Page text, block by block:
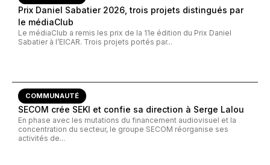
Prix Daniel Sabatier 2026, trois projets distingués par
le médiaClub
Le médiaClub a remis les prix de la 11e édition du Prix Daniel
Sabatier à l’EICAR. Trois projets portés par...
COMMUNAUTÉ
SECOM crée SEKI et confie sa direction à Serge Lalou
En phase avec les mutations du financement audiovisuel et la
concentration du secteur, le groupe SECOM réorganise ses
activités de...